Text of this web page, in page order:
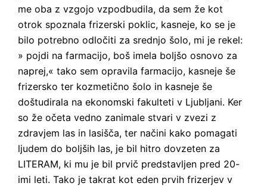
me oba z vzgojo vzpodbudila, da sem že kot
otrok spoznala frizerski poklic, kasneje, ko se je
bilo potrebno odločiti za srednjo šolo, mi je rekel:
» pojdi na farmacijo, boš imela boljšo osnovo za
naprej,« tako sem opravila farmacijo, kasneje še
frizersko ter kozmetično šolo in kasneje še
doštudirala na ekonomski fakulteti v Ljubljani. Ker
so že očeta vedno zanimale stvari v zvezi z
zdravjem las in lasišča, ter načini kako pomagati
ljudem do boljših las, je bil hitro dovzeten za
LITERAM, ki mu je bil prvič predstavljen pred 20-
imi leti. Tako je takrat kot eden prvih frizerjev v